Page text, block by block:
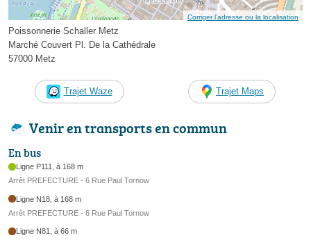
Corriger l’adresse ou la localisation
Poissonnerie Schaller Metz
Marché Couvert Pl. De la Cathédrale
57000 Metz
Trajet Waze Trajet Maps
Venir en transports en commun
En bus
Ligne P111, à 168 m
Arrêt PREFECTURE - 6 Rue Paul Tornow
Ligne N18, à 168 m
Arrêt PREFECTURE - 6 Rue Paul Tornow
Ligne N81, à 66 m